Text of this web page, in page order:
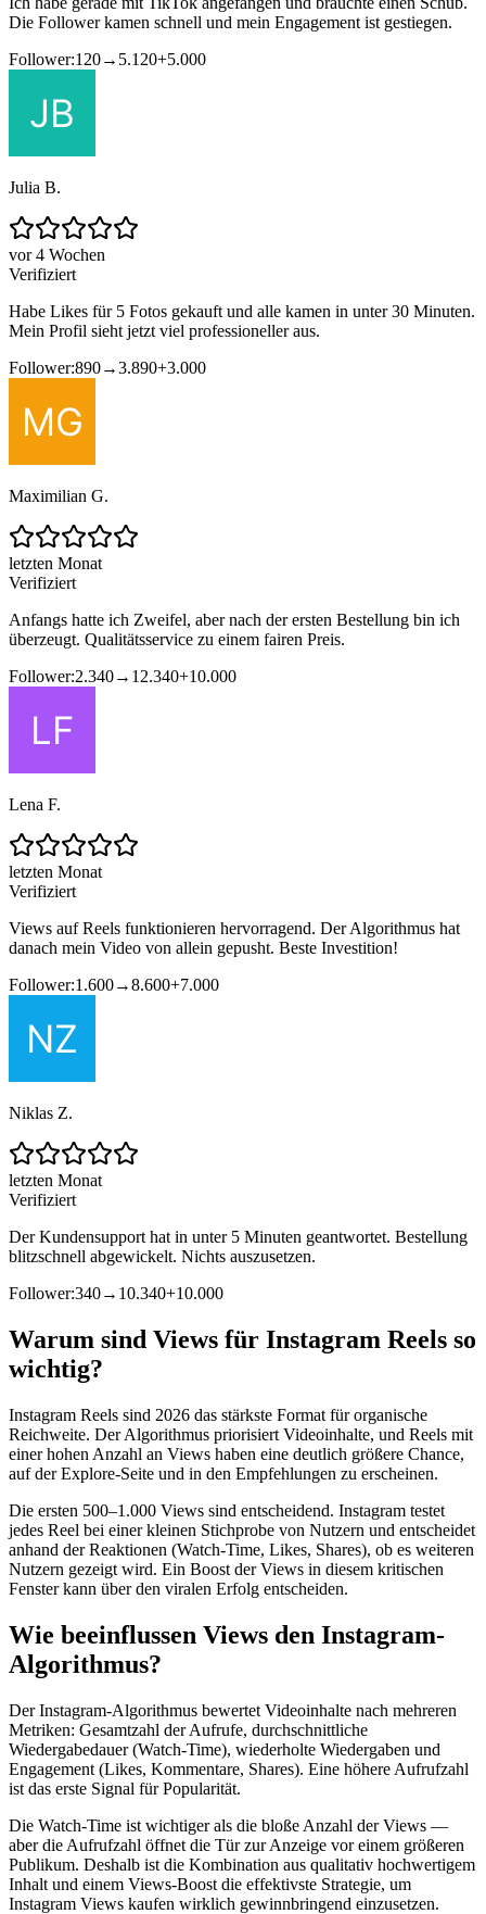
Die Follower kamen schnell und mein Engagement ist gestiegen.
Follower:120→ 5.120+5.000
Julia B.
vor 4 Wochen
Verifiziert
Habe Likes für 5 Fotos gekauft und alle kamen in unter 30 Minuten.
Mein Profil sieht jetzt viel professioneller aus.
Follower:890→3.890+3.000
Maximilian G.
letzten Monat
Verifiziert
Anfangs hatte ich Zweifel, aber nach der ersten Bestellung bin ich
überzeugt. Qualitätsservice zu einem fairen Preis.
Follower:2.340→ 12.340+10.000
Lena F.
letzten Monat
Verifiziert
Views auf Reels funktionieren hervorragend. Der Algorithmus hat
danach mein Video von allein gepusht. Beste Investition!
Follower:1.600→8.600+7.000
Niklas Z.
letzten Monat
Verifiziert
Der Kundensupport hat in unter 5 Minuten geantwortet. Bestellung
blitzschnell abgewickelt. Nichts auszusetzen.
Follower:340→ 10.340+10.000
Warum sind Views für Instagram Reels so
wichtig?
Instagram Reels sind 2026 das stärkste Format für organische
Reichweite. Der Algorithmus priorisiert Videoinhalte, und Reels mit
einer hohen Anzahl an Views haben eine deutlich größere Chance,
auf der Explore-Seite und in den Empfehlungen zu erscheinen.
Die ersten 500–1.000 Views sind entscheidend. Instagram testet
jedes Reel bei einer kleinen Stichprobe von Nutzern und entscheidet
anhand der Reaktionen (Watch-Time, Likes, Shares), ob es weiteren
Nutzern gezeigt wird. Ein Boost der Views in diesem kritischen
Fenster kann über den viralen Erfolg entscheiden.
Wie beeinflussen Views den Instagram-
Algorithmus?
Der Instagram-Algorithmus bewertet Videoinhalte nach mehreren
Metriken: Gesamtzahl der Aufrufe, durchschnittliche
Wiedergabedauer (Watch-Time), wiederholte Wiedergaben und
Engagement (Likes, Kommentare, Shares). Eine höhere Aufrufzahl
ist das erste Signal für Popularität.
Die Watch-Time ist wichtiger als die bloße Anzahl der Views —
aber die Aufrufzahl öffnet die Tür zur Anzeige vor einem größeren
Publikum. Deshalb ist die Kombination aus qualitativ hochwertigem
Inhalt und einem Views-Boost die effektivste Strategie, um
Instagram Views kaufen wirklich gewinnbringend einzusetzen.